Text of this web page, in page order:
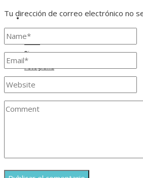
CONTACTO
Inicio
Bio
Fotografía
Contacto
Tu dirección de correo electrónico no